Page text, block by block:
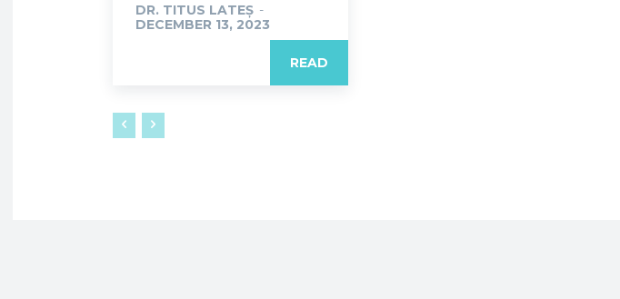
DR. TITUS LATEȘ -
DECEMBER 13, 2023
READ